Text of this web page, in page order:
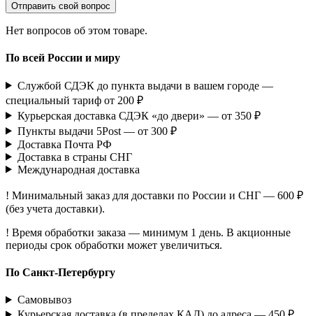
Отправить свой вопрос
Нет вопросов об этом товаре.
По всей России и миру
Службой СДЭК до пункта выдачи в вашем городе —
специальный тариф от 200 ₽
Курьерская доставка СДЭК «до двери» — от 350 ₽
Пункты выдачи 5Post — от 300 ₽
Доставка Почта РФ
Доставка в страны СНГ
Международная доставка
! Минимальный заказ для доставки по России и СНГ — 600 ₽
(без учета доставки).
! Время обработки заказа — минимум 1 день. В акционные
периоды срок обработки может увеличиться.
По Санкт-Петербургу
Самовывоз